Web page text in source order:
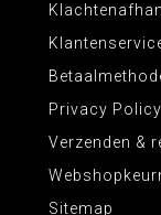
Privacy
Verzenden &
Sitemap